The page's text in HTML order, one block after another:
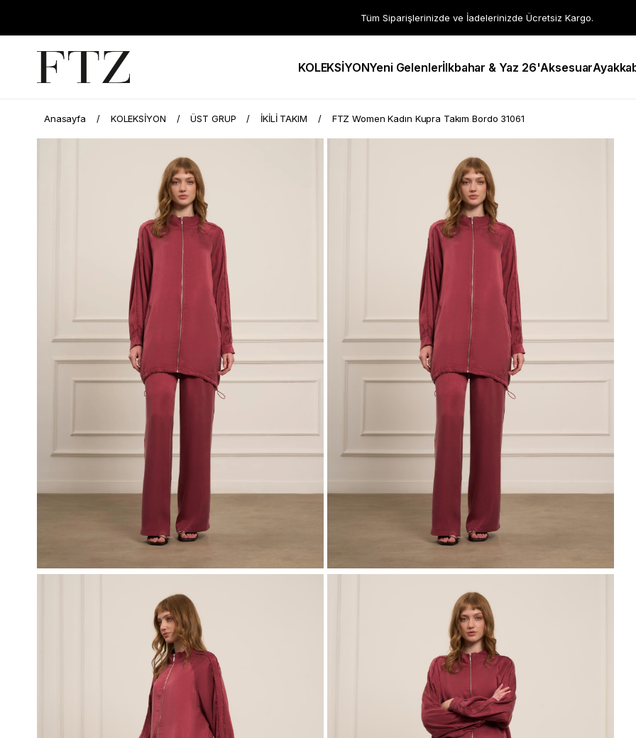
Tüm Siparişlerinizde ve İadelerinizde Ücretsiz Kargo.
KOLEKSİYONYeni Gelenlerİlkbahar & Yaz 26'Aksesuar
Anasayfa KOLEKSİYON ÜST GRUP İKİLİ TAKIM FTZ Women Kadın Kupra Takım Bordo 31061